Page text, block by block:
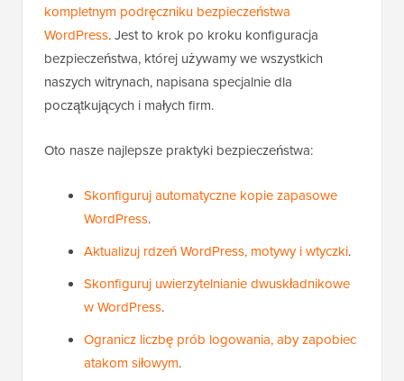
kompletnym podręczniku bezpieczeństwa
WordPress. Jest to krok po kroku konfiguracja
bezpieczeństwa, której używamy we wszystkich
naszych witrynach, napisana specjalnie dla
początkujących i małych firm.
Oto nasze najlepsze praktyki bezpieczeństwa:
Skonfiguruj automatyczne kopie zapasowe
WordPress.
Aktualizuj rdzeń WordPress, motywy i wtyczki.
Skonfiguruj uwierzytelnianie dwuskładnikowe
w WordPress.
Ogranicz liczbę prób logowania, aby zapobiec
atakom siłowym.